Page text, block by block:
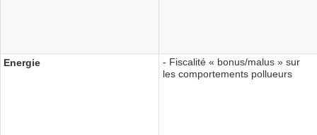
Energie
- Fiscalité « bonus/malus » sur
les comportements pollueurs